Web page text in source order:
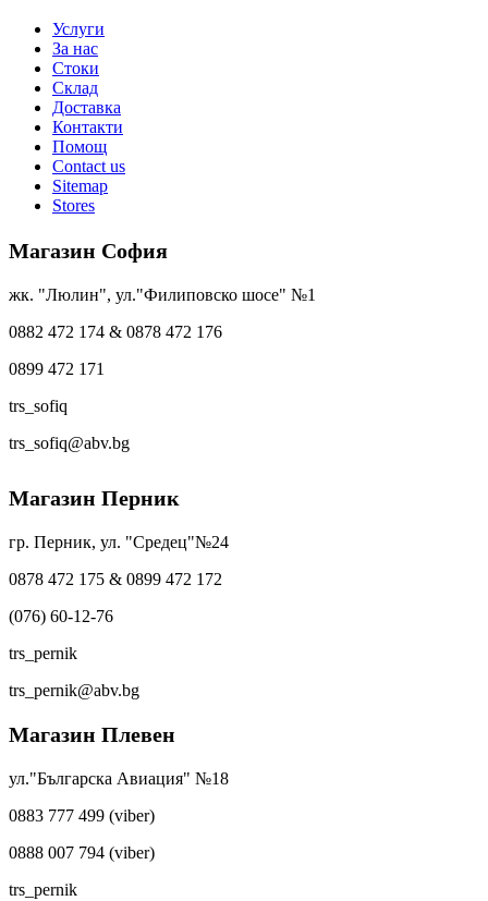
Услуги
За нас
Стоки
Склад
Доставка
Контакти
Помощ
Contact us
Sitemap
Stores
Магазин София
жк. "Люлин", ул."Филиповско шосе" №1
0882 472 174 & 0878 472 176
0899 472 171
trs_sofiq
trs_sofiq@abv.bg
Магазин Перник
гр. Перник, ул. "Средец"№24
0878 472 175 & 0899 472 172
(076) 60-12-76
trs_pernik
trs_pernik@abv.bg
Магазин Плевен
ул."Българска Авиация" №18
0883 777 499 (viber)
0888 007 794 (viber)
trs_pernik